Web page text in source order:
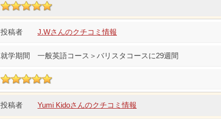
J.Wさんのクチコミ情報
一般英語コース＞バリスタコースに29週間
Yumi Kidoさんのクチコミ情報